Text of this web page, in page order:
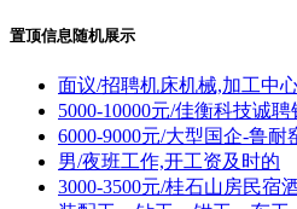
置顶信息随机展示
面议/招聘机床机械,加工中
5000-10000元/佳衡科技诚
6000-9000元/大型国企-鲁
男/夜班工作,开工资及时的
3000-3500元/桂石山房民宿